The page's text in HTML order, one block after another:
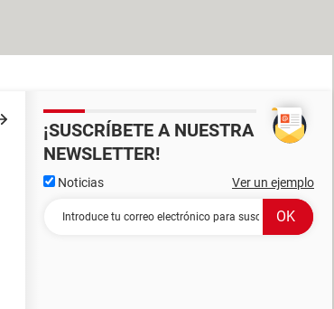
¡SUSCRÍBETE A NUESTRA
NEWSLETTER!
Noticias Ver un ejemplo